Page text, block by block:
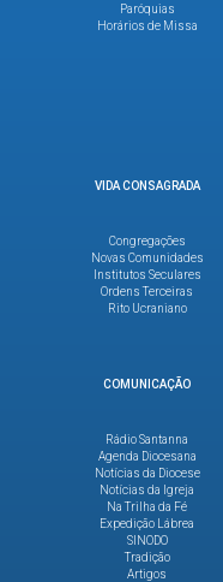
Paróquias
Horários de Missa
VIDA CONSAGRADA
Congregações
Novas Comunidades
Institutos Seculares
Ordens Terceiras
Rito Ucraniano
COMUNICAÇÃO
Rádio Santanna
Agenda Diocesana
Notícias da Diocese
Notícias da Igreja
Na Trilha da Fé
Expedição Lábrea
SINODO
Tradição
Artigos